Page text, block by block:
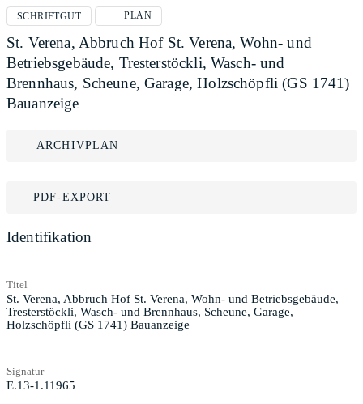
SCHRIFTGUT PLAN
St. Verena, Abbruch Hof St. Verena, Wohn- und
Betriebsgebäude, Tresterstöckli, Wasch- und
Brennhaus, Scheune, Garage, Holzschöpfli (GS 1741)
Bauanzeige
ARCHIVPLAN
PDF-EXPORT
Identifikation
Titel
St. Verena, Abbruch Hof St. Verena, Wohn- und Betriebsgebäude,
Tresterstöckli, Wasch- und Brennhaus, Scheune, Garage,
Holzschöpfli (GS 1741) Bauanzeige
Signatur
E.13-1.11965